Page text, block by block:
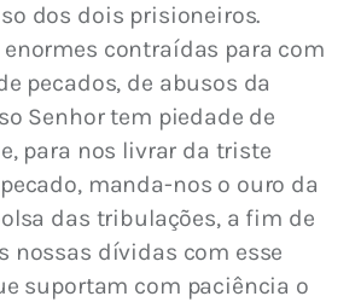
dos dois prisioneiros.
contraídas para com
pecados, de abusos da
Senhor tem piedade de
para nos livrar da triste
manda-nos o ouro da
das tribulações, a fim de
nossas dívidas com esse
suportam com paciência o